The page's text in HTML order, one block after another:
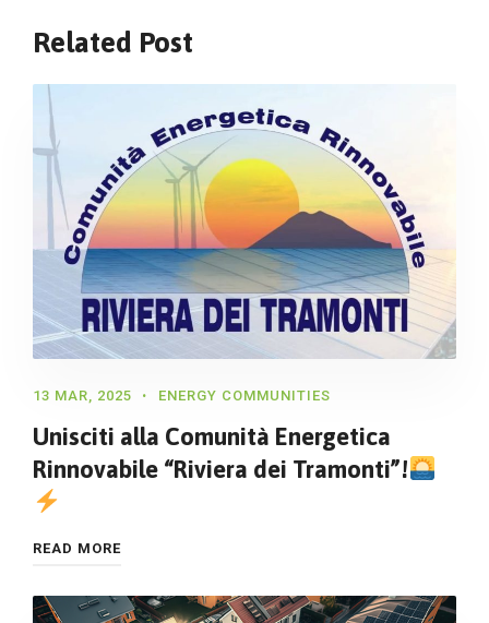
Related Post
13 MAR, 2025 ENERGY COMMUNITIES
Unisciti alla Comunità Energetica
Rinnovabile “Riviera dei Tramonti”!
READ MORE